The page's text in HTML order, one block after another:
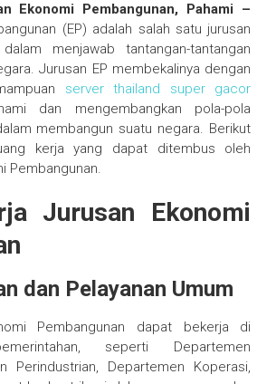
Ekonomi Pembangunan, Pahami –
(EP) adalah salah satu jurusan
menjawab tantangan-tantangan
Jurusan EP membekalinya dengan
server thailand super gacor
dan mengembangkan pola-pola
membangun suatu negara. Berikut
kerja yang dapat ditembus oleh
Pembangunan.
Jurusan Ekonomi
dan Pelayanan Umum
Pembangunan dapat bekerja di
seperti Departemen
Perindustrian, Departemen Koperasi,